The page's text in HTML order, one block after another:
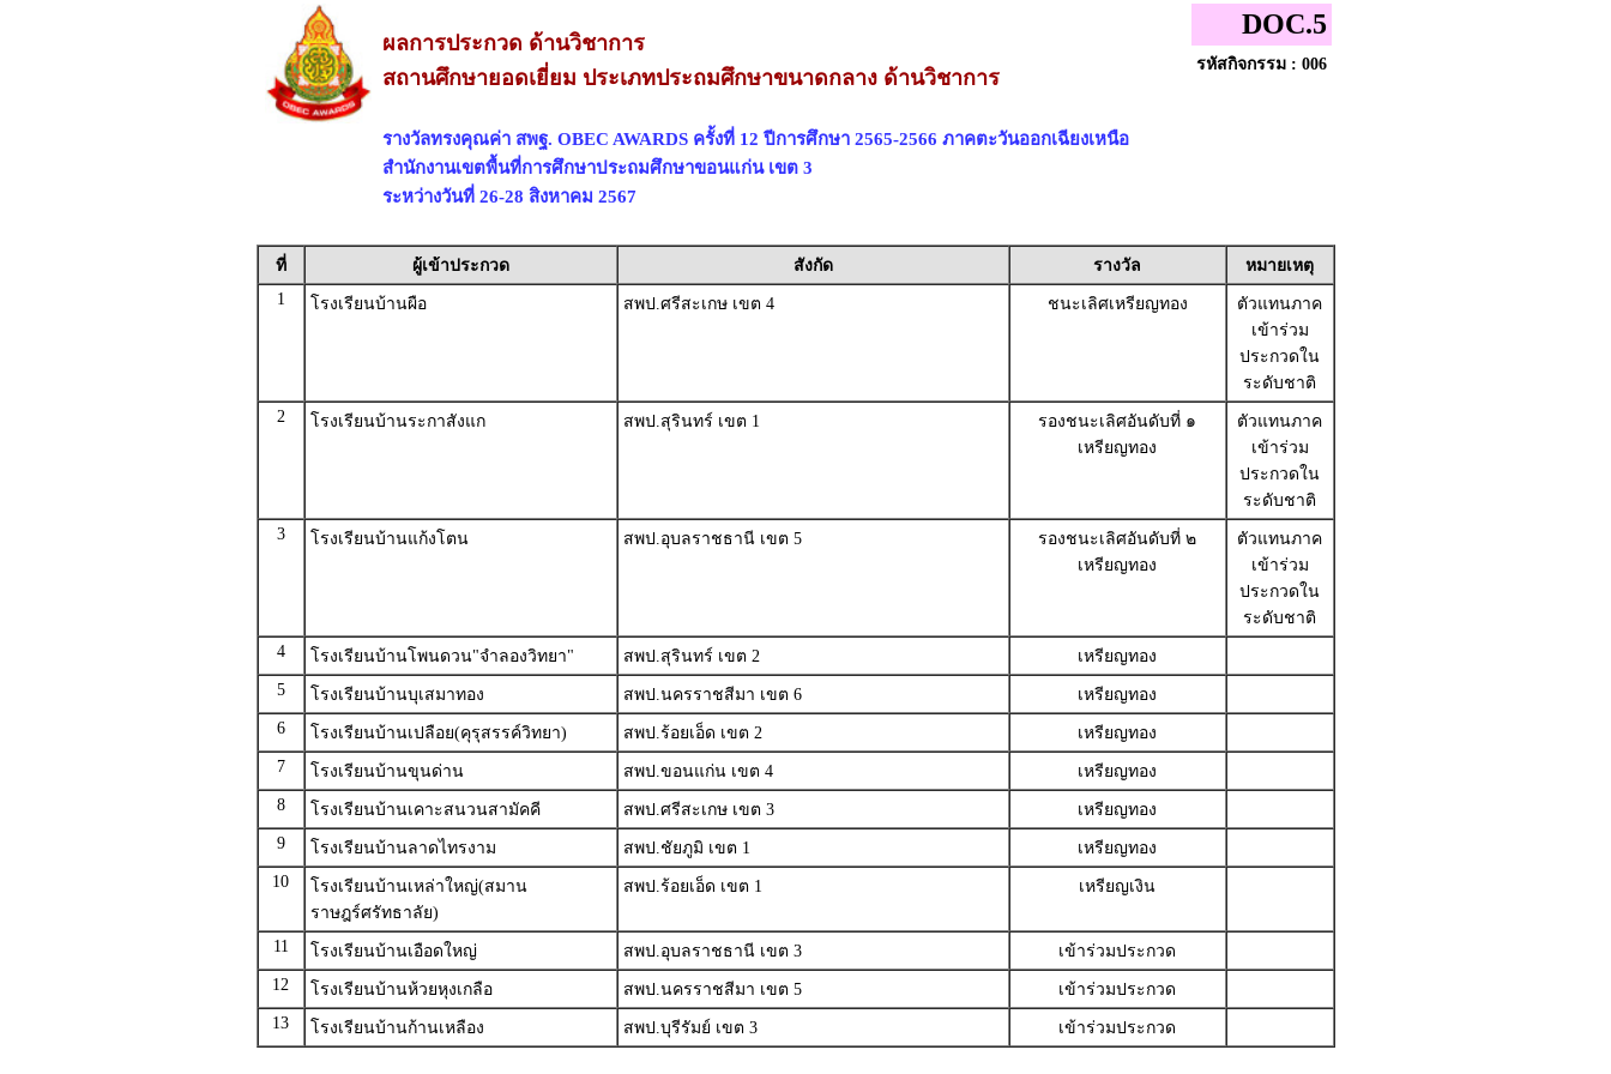
ผลการประกวด ด้านวิชาการ
สถานศึกษายอดเยี่ยม ประเภทประถมศึกษาขนาดกลาง ด้านวิชาการ
รางวัลทรงคุณค่า สพฐ. OBEC AWARDS ครั้งที่ 12 ปีการศึกษา 2565-2566 ภาคตะวันออกเฉียงเหนือ
สำนักงานเขตพื้นที่การศึกษาประถมศึกษาขอนแก่น เขต 3
ระหว่างวันที่ 26-28 สิงหาคม 2567
DOC.5
รหัสกิจกรรม : 006
ที่ ผู้เข้าประกวด สังกัด รางวัล
หมายเหตุ
1
โรงเรียนบ้านผือ สพป.ศรีสะเกษ เขต 4 ชนะเลิศเหรียญทอง
ตัวแทนภาค
เข้าร่วม
ประกวดใน
ระดับชาติ
2
โรงเรียนบ้านระกาสังแก สพป.สุรินทร์ เขต 1
รองชนะเลิศอันดับที่ ๑
เหรียญทอง
ตัวแทนภาค
เข้าร่วม
ประกวดใน
ระดับชาติ
3
โรงเรียนบ้านแก้งโตน สพป.อุบลราชธานี เขต 5
รองชนะเลิศอันดับที่ ๒
เหรียญทอง
ตัวแทนภาค
เข้าร่วม
ประกวดใน
ระดับชาติ
4
โรงเรียนบ้านโพนดวน"จำลองวิทยา" สพป.สุรินทร์ เขต 2
เหรียญทอง
5
โรงเรียนบ้านบุเสมาทอง สพป.นครราชสีมา เขต 6
เหรียญทอง
6
โรงเรียนบ้านเปลือย(คุรุสรรค์วิทยา) สพป.ร้อยเอ็ด เขต 2
เหรียญทอง
7
โรงเรียนบ้านขุนด่าน สพป.ขอนแก่น เขต 4
เหรียญทอง
8
โรงเรียนบ้านเคาะสนวนสามัคคี สพป.ศรีสะเกษ เขต 3
เหรียญทอง
9
โรงเรียนบ้านลาดไทรงาม สพป.ชัยภูมิ เขต 1
เหรียญทอง
10
โรงเรียนบ้านเหล่าใหญ่(สมาน
ราษฎร์ศรัทธาลัย)
สพป.ร้อยเอ็ด เขต 1 เหรียญเงิน
11 โรงเรียนบ้านเอือดใหญ่ สพป.อุบลราชธานี เขต 3
เข้าร่วมประกวด
12
โรงเรียนบ้านห้วยหุงเกลือ สพป.นครราชสีมา เขต 5
เข้าร่วมประกวด
13
โรงเรียนบ้านก้านเหลือง สพป.บุรีรัมย์ เขต 3 เข้าร่วมประกวด